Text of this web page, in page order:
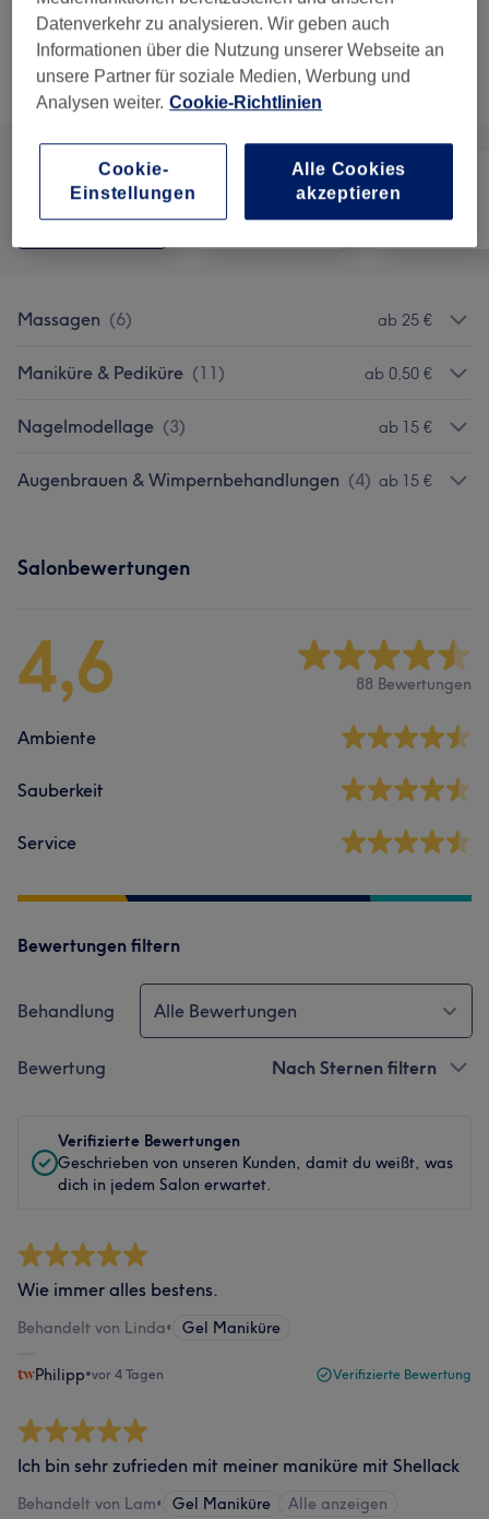
30 Min. - 1 Std.Details anzeigen
Alle Services
Alle Nägel Gesicht
Massagen (6) ab 25 €
Maniküre & Pediküre (11) ab 0,50 €
Nagelmodellage (3) ab 15 €
Augenbrauen & Wimpernbehandlungen (4) ab 15 €
Salonbewertungen
4,6 88 Bewertungen
Ambiente
Sauberkeit
Service
Bewertungen filtern
Behandlung Alle Bewertungen
Bewertung Nach Sternen filtern
Verifizierte Bewertungen
Geschrieben von unseren Kunden, damit du weißt, was
dich in jedem Salon erwartet.
Wie immer alles bestens.
Behandelt von Linda• Gel Maniküre
Philipp•vor 4 Tagen Verifizierte Bewertung
Ich bin sehr zufrieden mit meiner maniküre mit Shellack
Behandelt von Lam• Gel Maniküre Alle anzeigen
Datenverkehr zu analysieren. Wir geben auch
Informationen über die Nutzung unserer Webseite an
unsere Partner für soziale Medien, Werbung und
Analysen weiter. Cookie-Richtlinien
Cookie-
Einstellungen
Alle Cookies
akzeptieren